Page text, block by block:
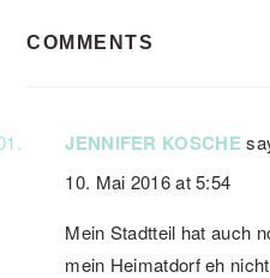
INTERACTIONS
COMMENTS
JENNIFER KOSCHE
10. Mai 2016 at 5:54
Mein Stadtteil hat auch
mein Heimatdorf eh